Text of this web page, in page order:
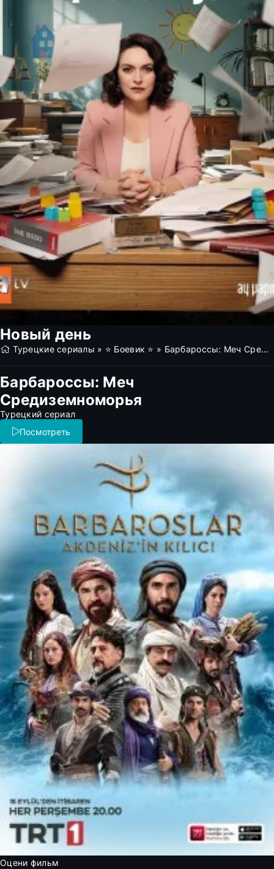
Новый день
Турецкие сериалы » ⭐ Боевик ⭐ » Барбароссы: Меч Средиземноморья (все серии)
Барбароссы: Меч
Средиземноморья
Турецкий сериал
Посмотреть
Оцени фильм